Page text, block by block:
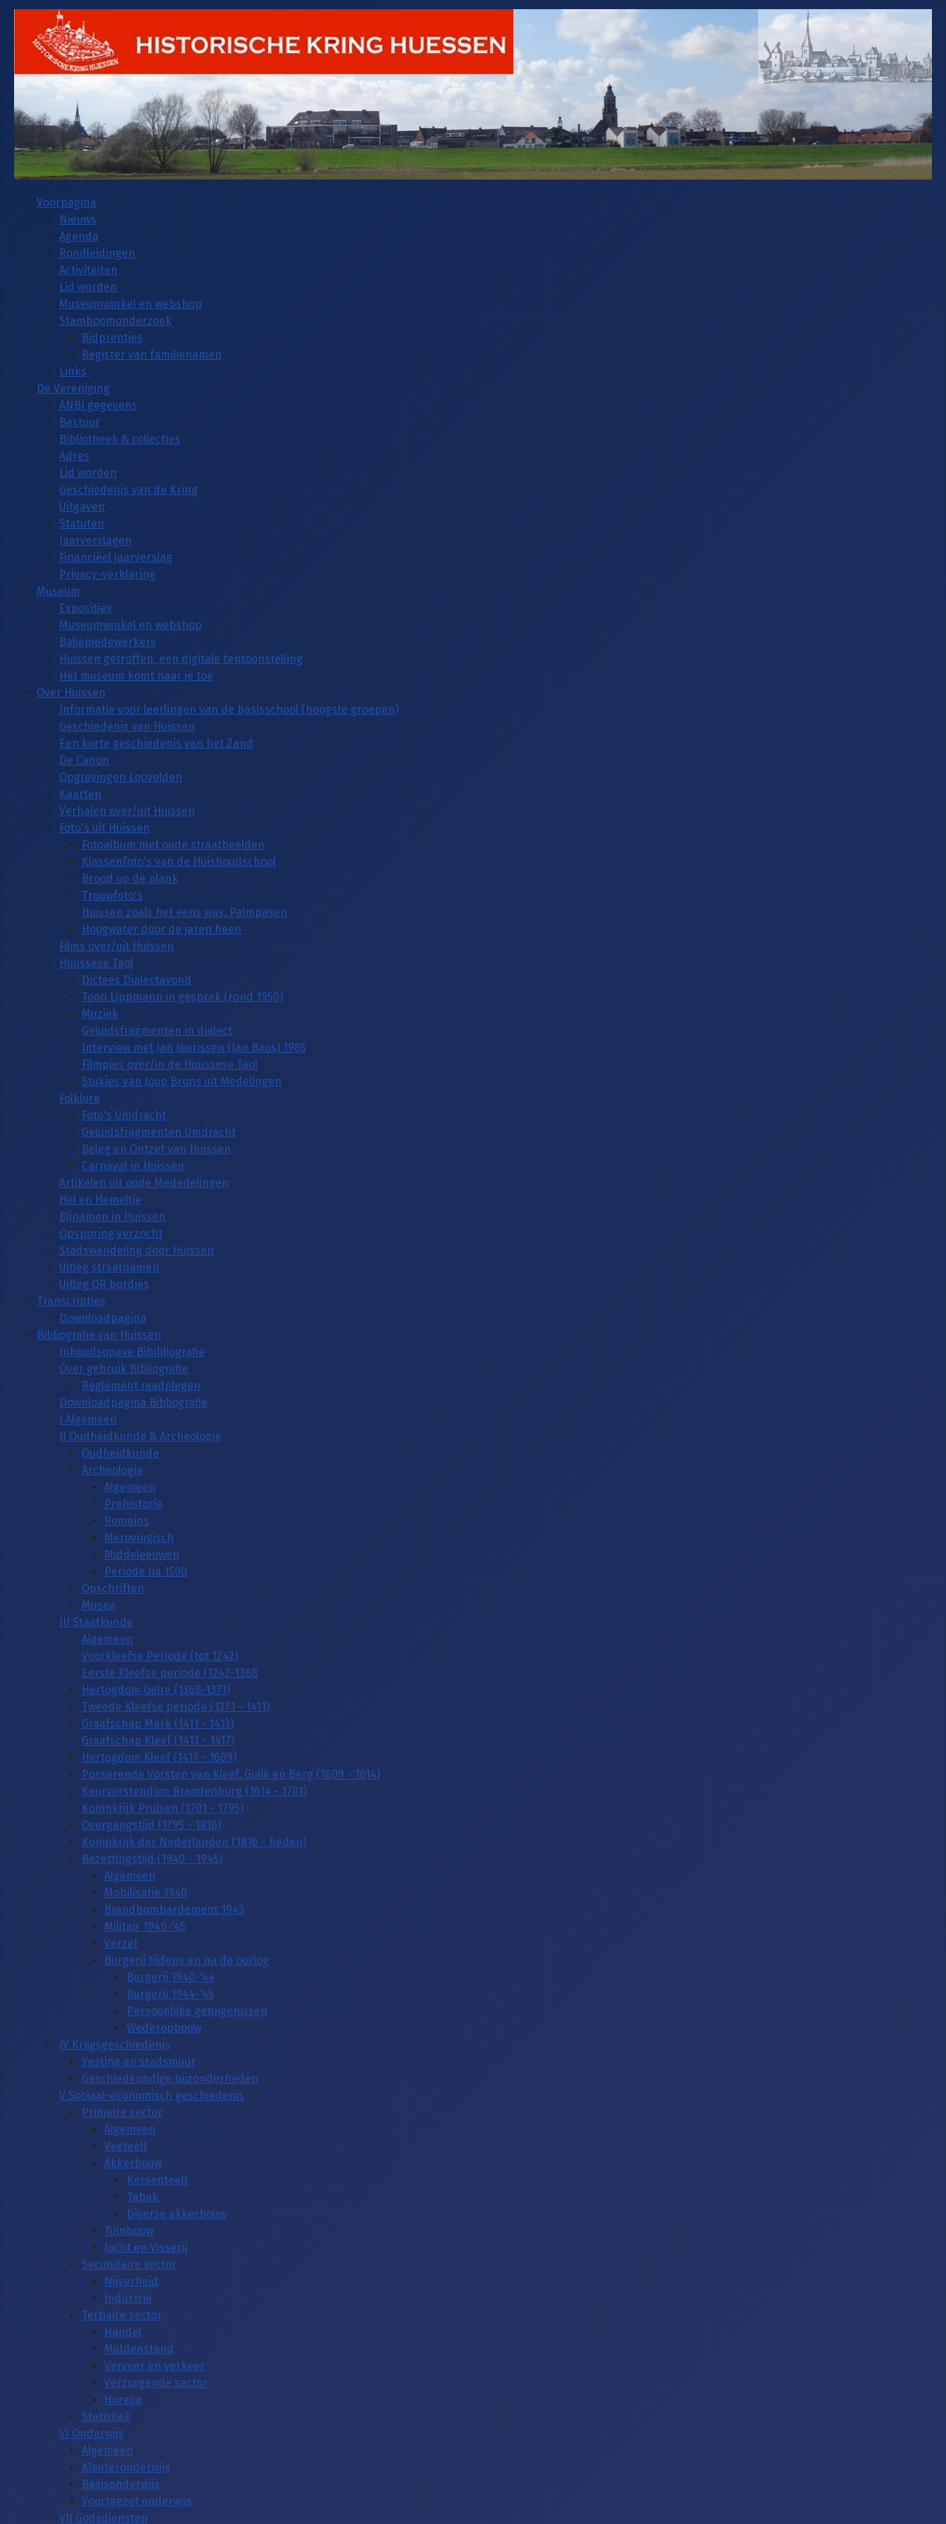
Voorpagina
Nieuws
Agenda
Rondleidingen
Activiteiten
Lid worden
Museumwinkel en webshop
Stamboomonderzoek
Bidprentjes
Register van familienamen
Links
De Vereniging
ANBI gegevens
Bestuur
Bibliotheek & collecties
Adres
Lid worden
Geschiedenis van de Kring
Uitgaven
Statuten
Jaarverslagen
Financiëel jaarverslag
Privacy-verklaring
Museum
Exposities
Museumwinkel en webshop
Baliemedewerkers
Huissen getroffen, een digitale tentoonstelling
Het museum komt naar je toe
Over Huissen
Informatie voor leerlingen van de basisschool (hoogste groepen)
Geschiedenis van Huissen
Een korte geschiedenis van het Zand
De Canon
Opgravingen Loovelden
Kaarten
Verhalen over/uit Huissen
Foto's uit Huissen
Fotoalbum met oude straatbeelden
Klassenfoto's van de Huishoudschool
Brood op de plank
Trouwfoto's
Huissen zoals het eens was, Palmpasen
Hoogwater door de jaren heen
Films over/uit Huissen
Huussese Taol
Dictees Dialectavond
Toon Lippmann in gesprek (rond 1950)
Muziek
Geluidsfragmenten in dialect
Interview met Jan Jeurissen (Jan Baos) 1985
Filmpjes over/in de Huussese Taol
Stukjes van Joop Brons uit Medelingen
Folklore
Foto's Umdracht
Geluidsfragmenten Umdracht
Beleg en Ontzet van Huissen
Carnaval in Huissen
Artikelen uit oude Mededelingen
Hel en Hemeltje
Bijnamen in Huissen
Opsporing verzocht
Stadswandeling door Huissen
Uitleg straatnamen
Uitleg QR bordjes
Transcripties
Downloadpagina
Bibliografie van Huissen
Inhoudsopave Bibibliografie
Over gebruik Bibliografie
Reglement raadplegen
Downloadpagina Bibliografie
I Algemeen
II Oudheidkunde & Archeologie
Oudheidkunde
Archeologie
Algemeen
Prehistorie
Romeins
Merovingisch
Middeleeuwen
Periode na 1500
Opschriften
Musea
III Staatkunde
Algemeen
Voorkleefse Periode (tot 1242)
Eerste Kleefse periode (1242-1368
Hertogdom Gelre (1368-1371)
Tweede Kleefse periode (1371 - 1411)
Graafschap Mark (1411 - 1413)
Graafschap Kleef (1413 - 1417)
Hertogdom Kleef (1417 - 1609)
Posserende Vorsten van Kleef, Gulik en Berg (1609 - 1614)
Keurvorstendom Brandenburg (1614 - 1701)
Koninkrijk Pruisen (1701 - 1795)
Overgangstijd (1795 - 1816)
Koninkrijk der Nederlanden (1816 - heden)
Bezettingstijd (1940 - 1945)
Algemeen
Mobilisatie 1940
Brandbombardement 1943
Militair 1940-'45
Verzet
Burgerij tijdens en na de oorlog
Burgerij 1940-'44
Burgerij 1944-'45
Persoonlijke getuigenissen
Wederopbouw
IV Krijgsgeschiedenis
Vesting en stadsmuur
Geschiedkundige bijzonderheden
V Sociaal-economisch geschiedenis
Primaire sector
Algemeen
Veeteelt
Akkerbouw
Kersenteelt
Tabak
Diverse akkerbouw
Tuinbouw
Jacht en Visserij
Secundaire sector
Nijverheid
Industrie
Tertiaire sector
Handel
Middenstand
Vervoer en verkeer
Verzorgende sector
Horeca
Statistiek
VI Onderwijs
Algemeen
Kleuteronderwijs
Basisonderwijs
Voortgezet onderwijs
VII Godsdiensten